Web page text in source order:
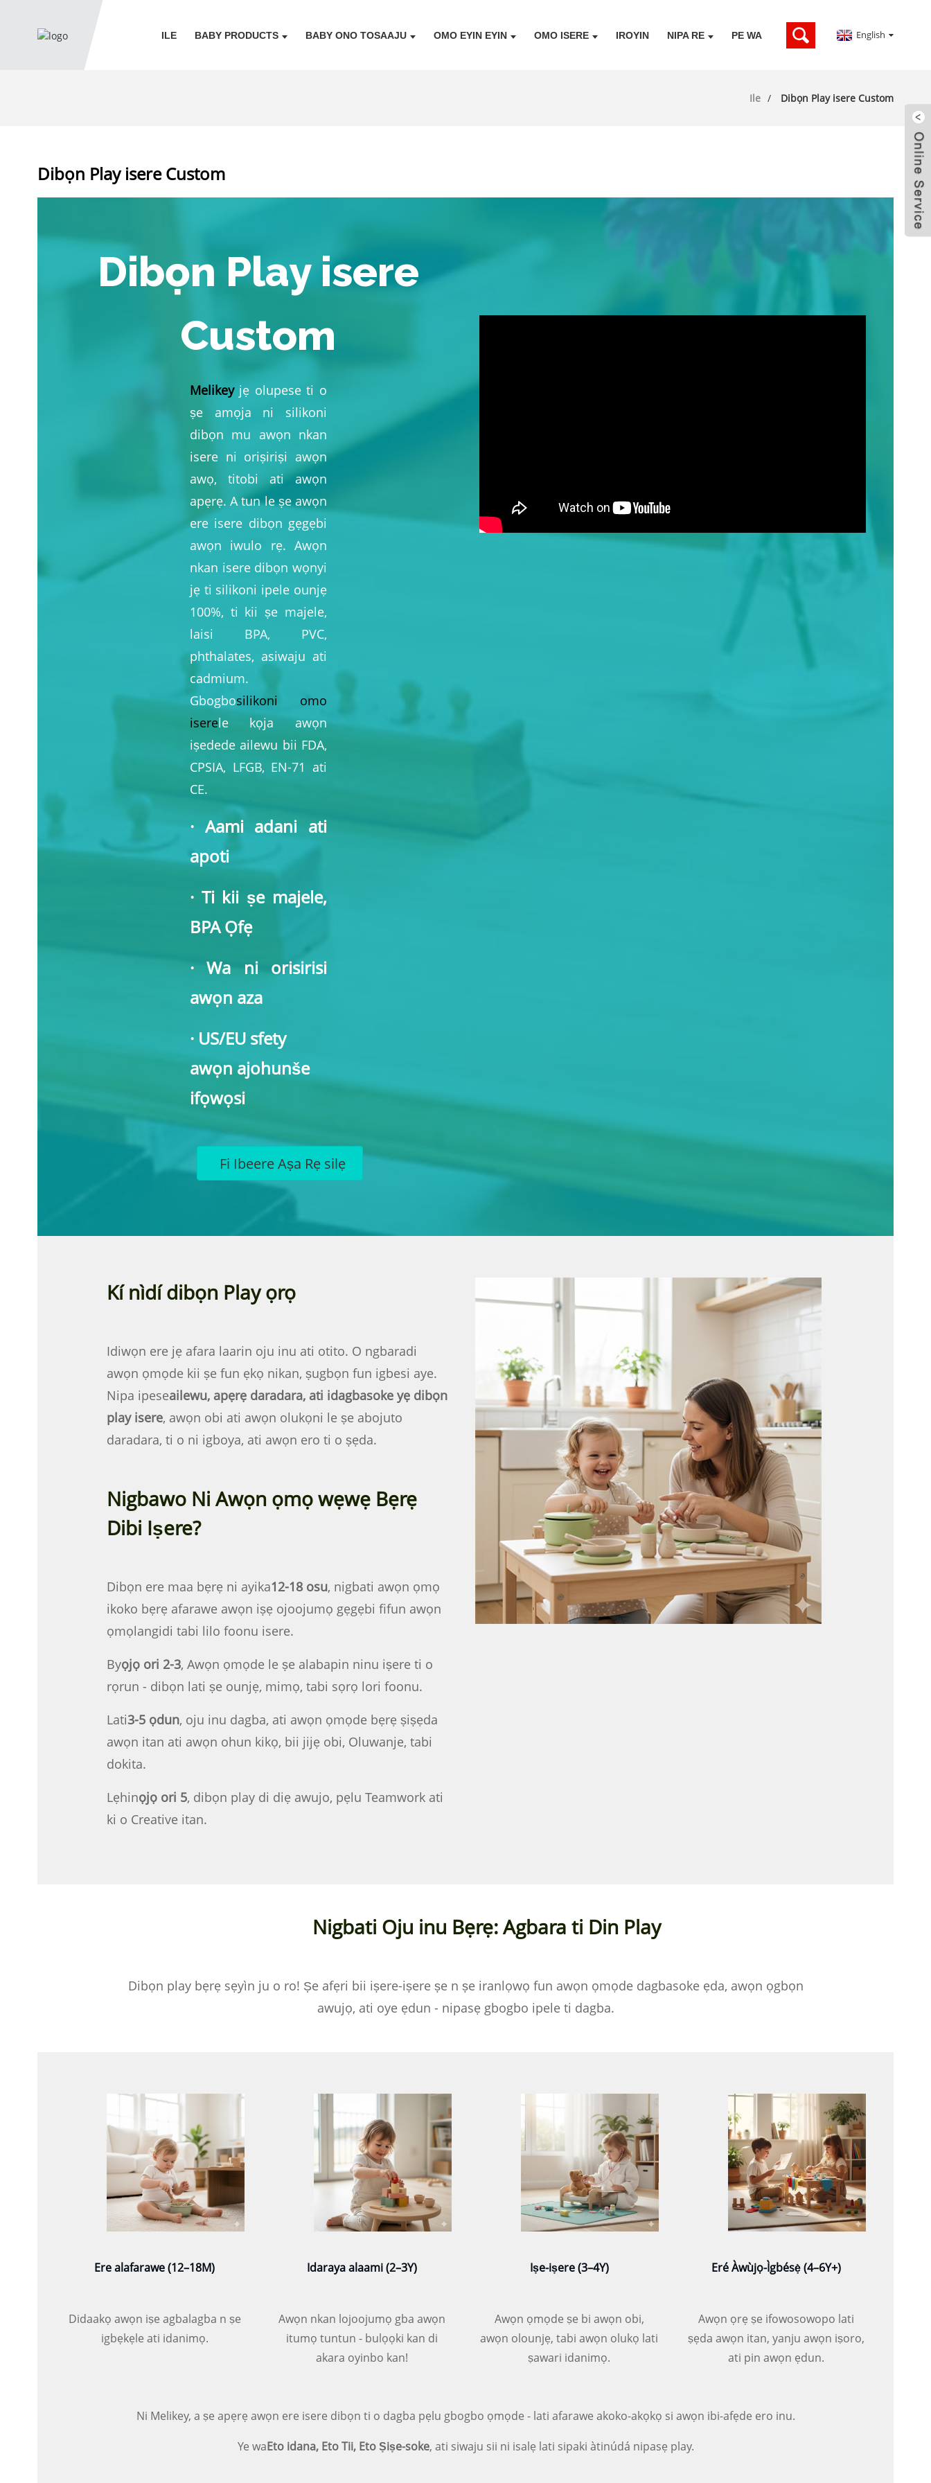
ILE BABY PRODUCTS BABY ONO TOSAAJU OMO EYIN EYIN OMO ISERE IROYIN NIPA RE PE WA English
Ile Dibọn Play isere Custom
Dibọn Play isere Custom
Dibọn Play isere
Custom
Melikey jẹ olupese ti o
ṣe amọja ni silikoni
dibọn mu awọn nkan
isere ni oriṣiriṣi awọn
awọ, titobi ati awọn
apẹrẹ. A tun le ṣe awọn
ere isere dibọn gẹgẹbi
awọn iwulo rẹ. Awọn
nkan isere dibọn wọnyi
jẹ ti silikoni ipele ounjẹ
100%, ti kii ṣe majele,
laisi BPA, PVC,
phthalates, asiwaju ati
cadmium.
Gbogbosilikoni omo
iserele kọja awọn
iṣedede ailewu bii FDA,
CPSIA, LFGB, EN-71 ati
CE.
· Aami adani ati
apoti
· Ti kii ṣe majele,
BPA Ọfẹ
· Wa ni orisirisi
awọn aza
· US/EU sfety
awọn ajohunše
ifọwọsi
Fi Ibeere Aṣa Rẹ silẹ
Kí nìdí dibọn Play ọrọ
Idiwọn ere jẹ afara laarin oju inu ati otito. O ngbaradi
awọn ọmọde kii ṣe fun ẹkọ nikan, ṣugbọn fun igbesi aye.
Nipa ipeseailewu, apẹrẹ daradara, ati idagbasoke yẹ dibọn
play isere, awọn obi ati awọn olukọni le ṣe abojuto
daradara, ti o ni igboya, ati awọn ero ti o ṣẹda.
Nigbawo Ni Awọn ọmọ wẹwẹ Bẹrẹ
Dibi Iṣere?
Dibọn ere maa bẹrẹ ni ayika12-18 osu, nigbati awọn ọmọ
ikoko bẹrẹ afarawe awọn iṣẹ ojoojumọ gẹgẹbi fifun awọn
ọmọlangidi tabi lilo foonu isere.
Byọjọ ori 2-3, Awọn ọmọde le ṣe alabapin ninu iṣere ti o
rọrun - dibọn lati ṣe ounjẹ, mimọ, tabi sọrọ lori foonu.
Lati3-5 ọdun, oju inu dagba, ati awọn ọmọde bẹrẹ ṣiṣẹda
awọn itan ati awọn ohun kikọ, bii jijẹ obi, Oluwanje, tabi
dokita.
Lẹhinọjọ ori 5, dibọn play di diẹ awujo, pẹlu Teamwork ati
ki o Creative itan.
Nigbati Oju inu Bẹrẹ: Agbara ti Din Play
Dibọn play bẹrẹ sẹyìn ju o ro! Ṣe afẹri bii iṣere-iṣere ṣe n ṣe iranlọwọ fun awọn ọmọde dagbasoke ẹda, awọn ọgbọn
awujọ, ati oye ẹdun - nipasẹ gbogbo ipele ti dagba.
Ere alafarawe (12–18M)
Didaakọ awọn iṣe agbalagba n ṣe
igbẹkẹle ati idanimọ.
Idaraya alaami (2–3Y)
Awọn nkan lojoojumọ gba awọn
itumọ tuntun - bulọọki kan di
akara oyinbo kan!
Iṣe-iṣere (3–4Y)
Awọn ọmọde ṣe bi awọn obi,
awọn olounjẹ, tabi awọn olukọ lati
ṣawari idanimọ.
Eré Àwùjọ-Ìgbésẹ̀ (4–6Y+)
Awọn ọrẹ ṣe ifowosowopo lati
ṣẹda awọn itan, yanju awọn iṣoro,
ati pin awọn ẹdun.
Ni Melikey, a ṣe apẹrẹ awọn ere isere dibọn ti o dagba pẹlu gbogbo ọmọde - lati afarawe akoko-akọkọ si awọn ibi-afẹde ero inu.
Ye waEto idana, Eto Tii, Eto Ṣiṣe-soke, ati siwaju sii ni isalẹ lati sipaki àtinúdá nipasẹ play.